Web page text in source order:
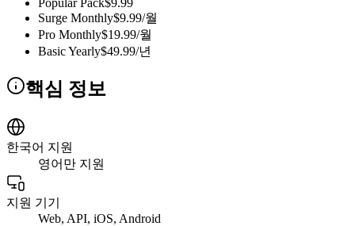
Popular Pack$9.99
Surge Monthly$9.99/월
Pro Monthly$19.99/월
Basic Yearly$49.99/년
핵심 정보
한국어 지원
영어만 지원
지원 기기
Web, API, iOS, Android